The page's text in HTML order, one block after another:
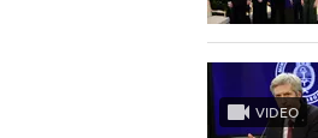
VIDEO